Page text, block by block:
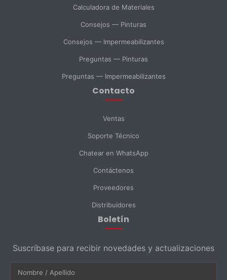
SELECCIONAR DEPARTAMENTO
Soporte Técnico Compras
Consulta General
Enviar Mensaje
Calculadora de Materiales
Consejos — Pinturas
Consejos — Impermeabilizantes
Preguntas — Pinturas
Preguntas — Impermeabilizantes
Contacto
Ventas
Soporte Técnico
Chatear en WhatsApp
Contáctenos
Proveedores
Distribuidores
Boletín
Suscríbase para recibir novedades y actualizaciones